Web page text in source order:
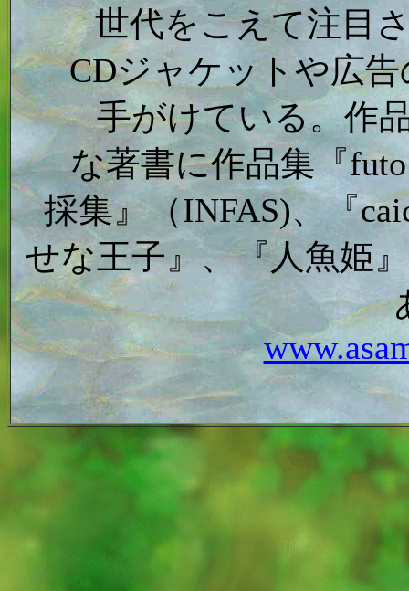
世代をこえて注目
CDジャケットや広
手がけている。作
な著書に作品集『
採集』（INFAS)、『
せな王子』、『人魚姫